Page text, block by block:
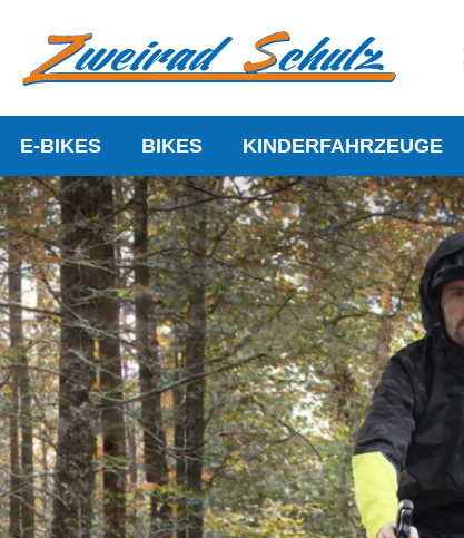
E-BIKES BIKES KINDERFAHRZEUGE